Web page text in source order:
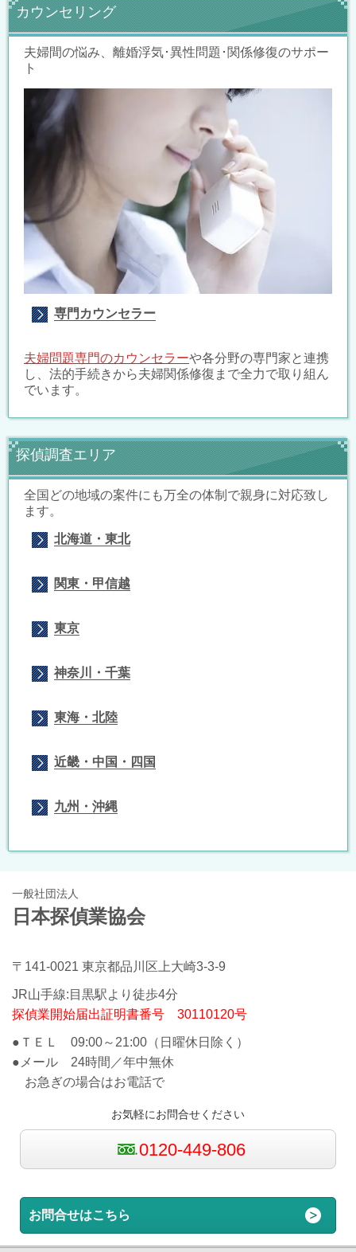
カウンセリング
夫婦間の悩み、離婚浮気･異性問題･関係修復のサポー
ト
専門カウンセラー
夫婦問題専門のカウンセラーや各分野の専門家と連携
し、法的手続きから夫婦関係修復まで全力で取り組ん
でいます。
探偵調査エリア
全国どの地域の案件にも万全の体制で親身に対応致し
ます。
北海道・東北
関東・甲信越
東京
神奈川・千葉
東海・北陸
近畿・中国・四国
九州・沖縄
一般社団法人
日本探偵業協会
〒141-0021 東京都品川区上大崎3-3-9
JR山手線:目黒駅より徒歩4分
探偵業開始届出証明書番号 30110120号
●ＴＥＬ 09:00～21:00（日曜休日除く）
●メール 24時間／年中無休
お急ぎの場合はお電話で
お気軽にお問合せください
0120-449-806
お問合せはこちら